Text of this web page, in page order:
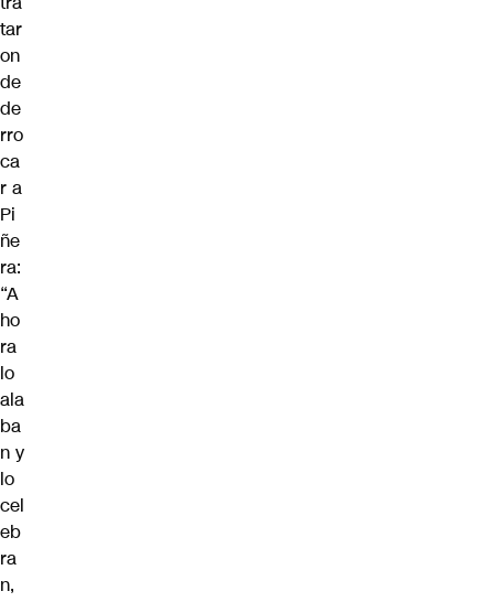
tar
on
de
de
rro
ca
r a
Pi
ñe
ra:
“A
ho
ra
lo
ala
ba
n y
lo
cel
eb
ra
n,